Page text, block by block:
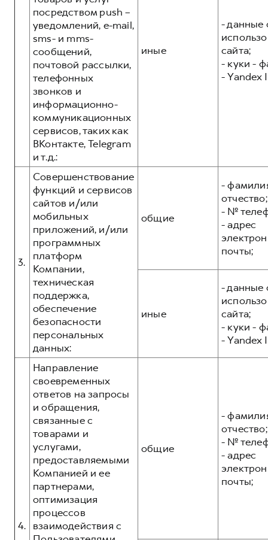
посредством push –
уведомлений, e-mail,
sms- и mms-
сообщений,
почтовой рассылки,
телефонных
звонков и
информационно-
коммуникационных
сервисов, таких как
ВКонтакте, Telegram
и т.д.:
иные
- данные
сайта;
- куки -
- Yandex
3.
Совершенствование
функций и сервисов
сайтов и/или
мобильных
приложений, и/или
программных
платформ
Компании,
техническая
поддержка,
обеспечение
безопасности
персональных
данных:
общие
-
отчество;
- №
- адрес
почты;
иные
- данные
сайта;
- куки -
- Yandex
4.
Направление
своевременных
ответов на запросы
и обращения,
связанные с
товарами и
услугами,
предоставляемыми
Компанией и ее
партнерами,
оптимизация
процессов
взаимодействия с
общие
-
отчество;
- №
- адрес
почты;